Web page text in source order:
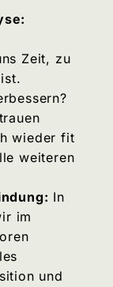
Zeit, zu
wieder fit
weiteren
In
im
und